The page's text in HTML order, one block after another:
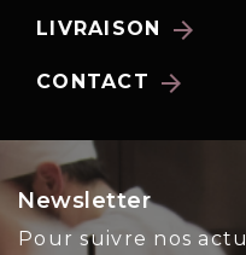
LIVRAISON arrow_forward
CONTACT arrow_forward
Newsletter
Pour suivre nos